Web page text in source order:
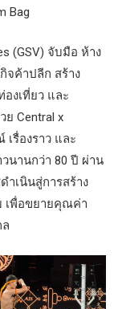
Bag
(GSV) จับมือ ห้าง
จค้าปลีก สร้าง
งเที่ยว และ
Central x
เรื่องราว และ
นานกว่า 80 ปี ผ่าน
เนินสู่การสร้าง
เพื่อขยายคุณค่า